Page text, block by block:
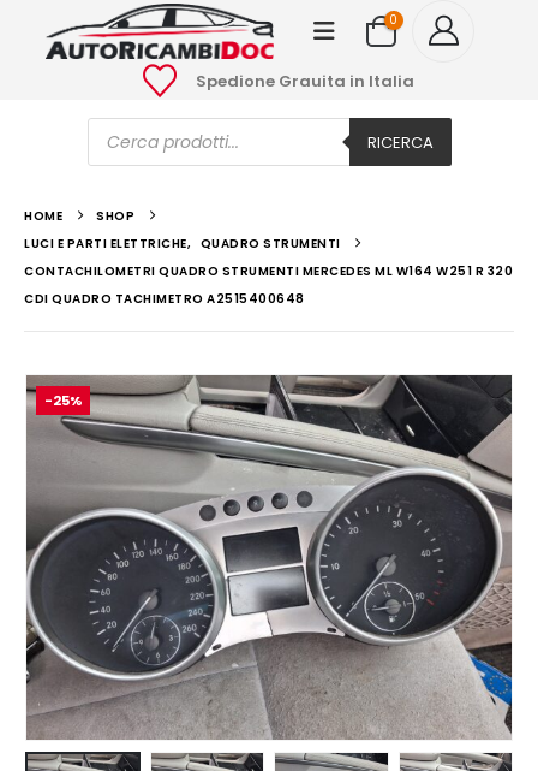
0
Spedione Grauita in Italia
Ricerca
prodotti RICERCA
HOME
SHOP
LUCI E PARTI ELETTRICHE, QUADRO STRUMENTI
CONTACHILOMETRI QUADRO STRUMENTI MERCEDES ML W164 W251 R 320
CDI QUADRO TACHIMETRO A2515400648
-25%